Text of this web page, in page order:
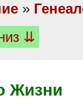
»
⇊
Жизни